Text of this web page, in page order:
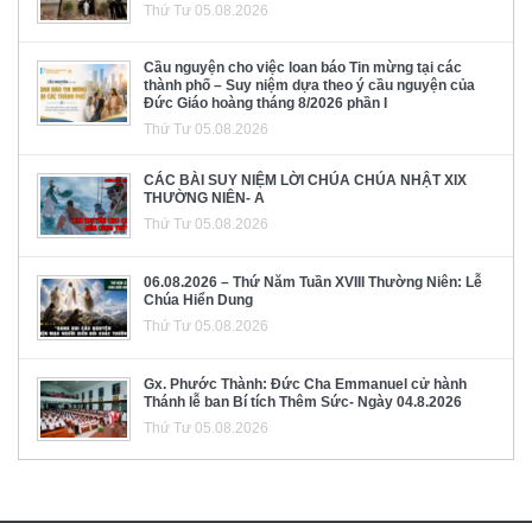
Thứ Tư 05.08.2026
Cầu nguyện cho việc loan báo Tin mừng tại các
thành phố – Suy niệm dựa theo ý cầu nguyện của
Đức Giáo hoàng tháng 8/2026 phần I
Thứ Tư 05.08.2026
CÁC BÀI SUY NIỆM LỜI CHÚA CHÚA NHẬT XIX
THƯỜNG NIÊN- A
Thứ Tư 05.08.2026
06.08.2026 – Thứ Năm Tuần XVIII Thường Niên: Lễ
Chúa Hiển Dung
Thứ Tư 05.08.2026
Gx. Phước Thành: Đức Cha Emmanuel cử hành
Thánh lễ ban Bí tích Thêm Sức- Ngày 04.8.2026
Thứ Tư 05.08.2026